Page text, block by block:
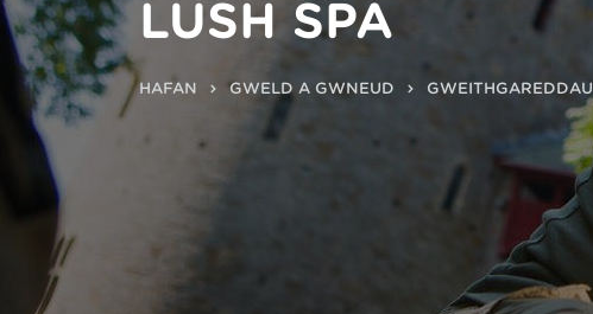
LUSH SPA
HAFAN GWELD A GWNEUD GWEITHGAREDDAU